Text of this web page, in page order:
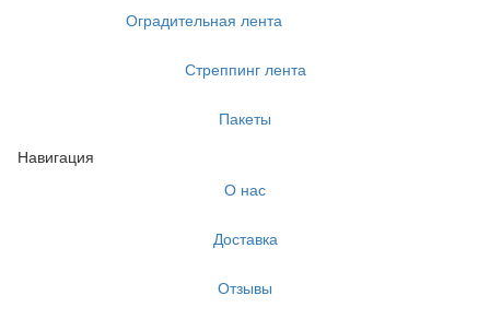
Оградительная лента
Стреппинг лента
Пакеты
Навигация
О нас
Доставка
Отзывы